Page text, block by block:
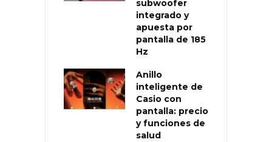
subwoofer
integrado y
apuesta por
pantalla de 185
Hz
Anillo
inteligente de
Casio con
pantalla: precio
y funciones de
salud